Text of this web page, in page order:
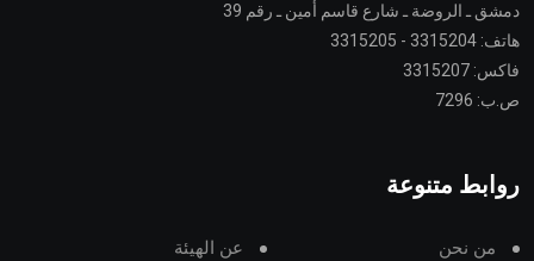
دمشق ـ الروضة ـ شارع قاسم أمين ـ رقم 39
هاتف: 3315204 - 3315205
فاكس: 3315207
ص.ب: 7296
روابط متنوعة
من نحن عن الهيئة